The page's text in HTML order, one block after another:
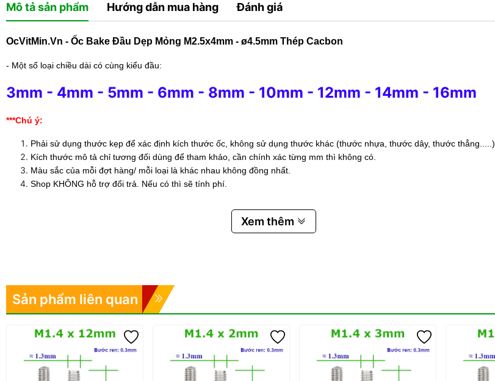
Mô tả sản phẩm Hướng dẫn mua hàng Đánh giá
OcVitMin.Vn - Ốc Bake Đầu Dẹp Mỏng M2.5x4mm - ø4.5mm Thép Cacbon
- Một số loại chiều dài có cùng kiểu đầu:
3mm - 4mm - 5mm - 6mm - 8mm - 10mm - 12mm - 14mm - 16mm
***Chú ý:
Phải sử dụng thước kẹp để xác định kích thước ốc, không sử dụng thước khác (thước nhựa, thước dây, thước thẳng.....)
Kích thước mô tả chỉ tương đối dùng để tham khảo, cần chính xác từng mm thì không có.
Màu sắc của mỗi đợt hàng/ mỗi loại là khác nhau không đồng nhất.
Shop KHÔNG hỗ trợ đổi trả. Nếu có thì sẽ tính phí.
Xem thêm
Sản phẩm liên quan